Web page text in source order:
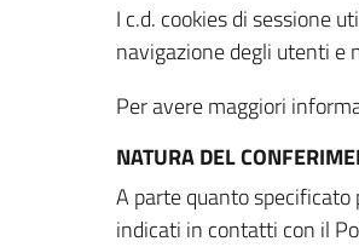
I c.d. cookies di sessione
navigazione degli utenti e
Per avere maggiori
NATURA DEL
A parte quanto
indicati in contatti con il